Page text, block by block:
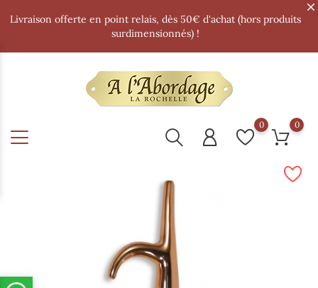
Livraison offerte en point relais, dès 50€ d'achat (hors produits
surdimensionnés) !
0 0